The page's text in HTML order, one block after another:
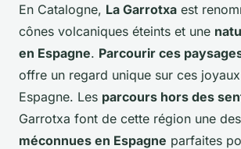
En Catalogne, La Garrotxa est
cônes volcaniques éteints et une
en Espagne. Parcourir ces
offre un regard unique sur ces
Espagne. Les parcours hors des
Garrotxa font de cette région une des
méconnues en Espagne parfaites